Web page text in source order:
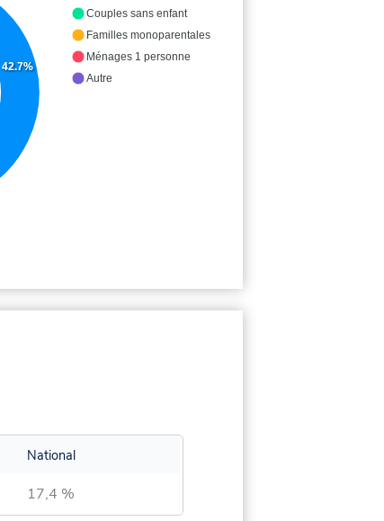
42.7%
Couples sans enfant
Familles monoparentales
Ménages 1 personne
Autre
National
17,4 %